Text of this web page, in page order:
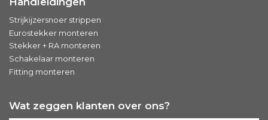
Strijkijzersnoer strippen
Eurostekker monteren
Stekker + RA monteren
Schakelaar monteren
Fitting monteren
Wat zeggen klanten over ons?